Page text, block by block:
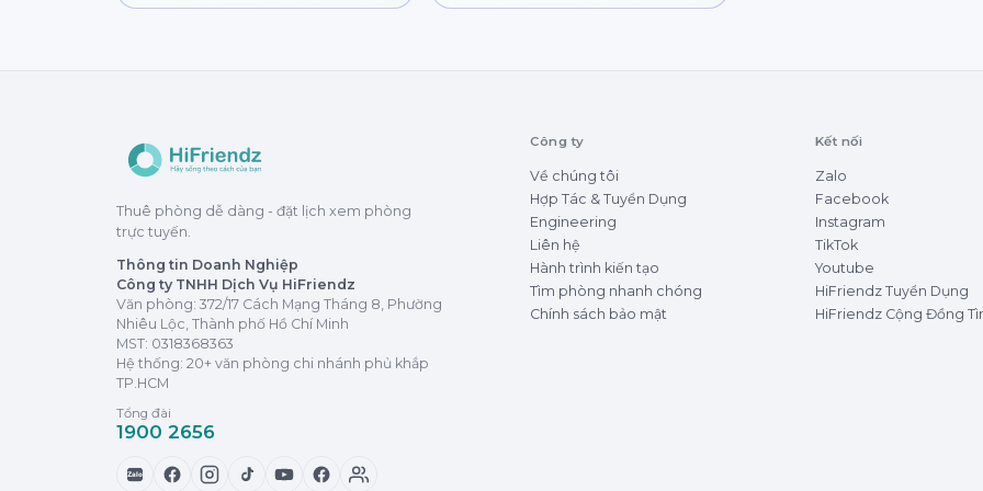
Thuê phòng dễ dàng - đặt lịch xem phòng
trực tuyến.
Thông tin Doanh Nghiệp
Công ty TNHH Dịch Vụ HiFriendz
Văn phòng: 372/17 Cách Mạng Tháng 8, Phường
Nhiêu Lộc, Thành phố Hồ Chí Minh
MST: 0318368363
Hệ thống: 20+ văn phòng chi nhánh phủ khắp
TP.HCM
Tổng đài
1900 2656
Zalo
Công ty
Về chúng tôi
Hợp Tác & Tuyển Dụng
Engineering
Liên hệ
Hành trình kiến tạo
Tìm phòng nhanh chóng
Chính sách bảo mật
Kết nối
Zalo
Facebook
Instagram
TikTok
Youtube
HiFriendz Tuyển Dụng
HiFriendz Cộng Đồng